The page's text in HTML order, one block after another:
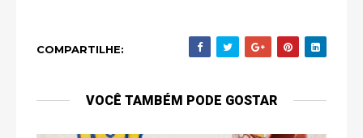
COMPARTILHE:
VOCÊ TAMBÉM PODE GOSTAR